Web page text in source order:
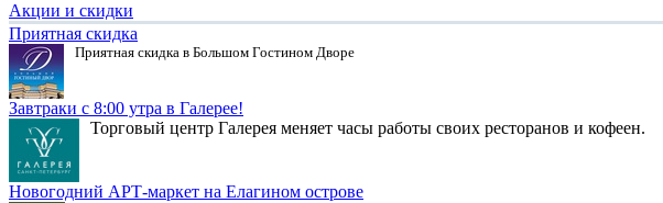
Акции и скидки
Приятная скидка
Приятная скидка в Большом Гостином Дворе
Завтраки с 8:00 утра в Галерее!
Торговый центр Галерея меняет часы работы своих ресторанов и кофеен.
Новогодний АРТ-маркет на Елагином острове